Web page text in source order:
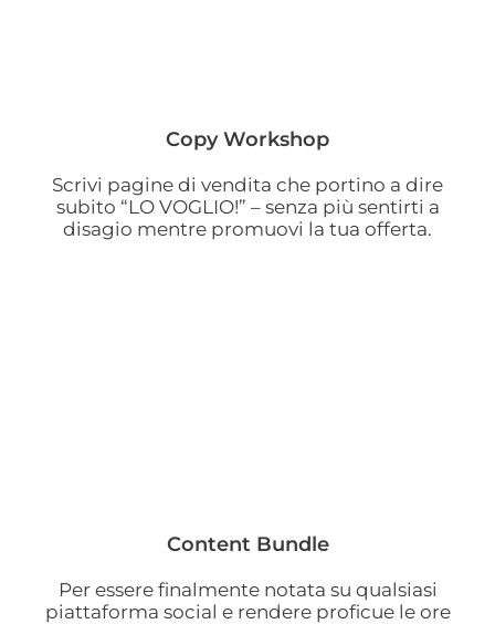
Copy Workshop
Scrivi pagine di vendita che portino a dire
subito “LO VOGLIO!” – senza più sentirti a
disagio mentre promuovi la tua offerta.
Content Bundle
Per essere finalmente notata su qualsiasi
piattaforma social e rendere proficue le ore